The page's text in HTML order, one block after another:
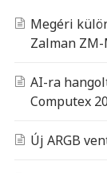
Megéri
Zalman ZM-
AI-ra
Computex
Új ARGB